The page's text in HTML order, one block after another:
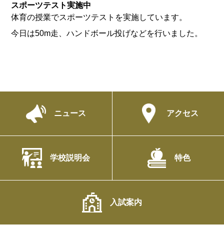
スポーツテスト実施中
体育の授業でスポーツテストを実施しています。
今日は50m走、ハンドボール投げなどを行いました。
ニュース アクセス
学校説明会 特色
入試案内